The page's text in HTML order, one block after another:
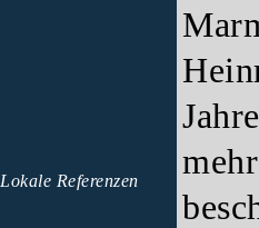
Lokale Referenzen